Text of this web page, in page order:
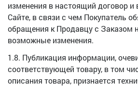
изменения в настоящий договор
Сайте, в связи с чем Покупатель
обращения к Продавцу с Заказом
возможные изменения.
1.8. Публикация информации,
соответствующей товару, в том
описания товара, признается